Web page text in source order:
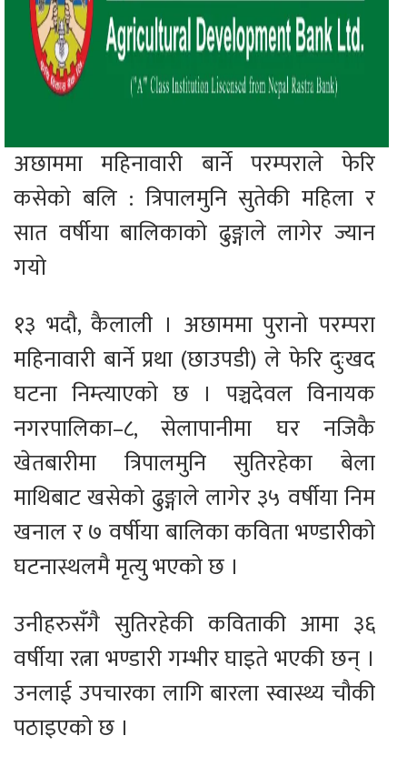
अछाममा महिनावारी बार्ने परम्पराले फेरि
कसेको बलि : त्रिपालमुनि सुतेकी महिला र
सात वर्षीया बालिकाको ढुङ्गाले लागेर ज्यान
गयो
१३ भदौ, कैलाली । अछाममा पुरानो परम्परा
महिनावारी बार्ने प्रथा (छाउपडी) ले फेरि दुःखद
घटना निम्त्याएको छ । पञ्चदेवल विनायक
नगरपालिका–८, सेलापानीमा घर नजिकै
खेतबारीमा त्रिपालमुनि सुतिरहेका बेला
माथिबाट खसेको ढुङ्गाले लागेर ३५ वर्षीया निम
खनाल र ७ वर्षीया बालिका कविता भण्डारीको
घटनास्थलमै मृत्यु भएको छ ।
उनीहरुसँगै सुतिरहेकी कविताकी आमा ३६
वर्षीया रत्ना भण्डारी गम्भीर घाइते भएकी छन् ।
उनलाई उपचारका लागि बारला स्वास्थ्य चौकी
पठाइएको छ ।